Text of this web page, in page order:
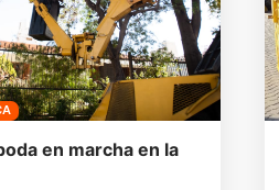
en marcha en la